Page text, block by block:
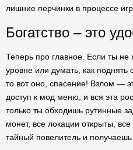
лишние перчинки в процессе
Богатство – это
Теперь про главное. Если ты не
уровне или думать, как
то вот оно, спасение! Взлом —
доступ к мод меню, и вся эта
только ты обходишь рутинные
монет, все локации открыты,
тайный повелитель и